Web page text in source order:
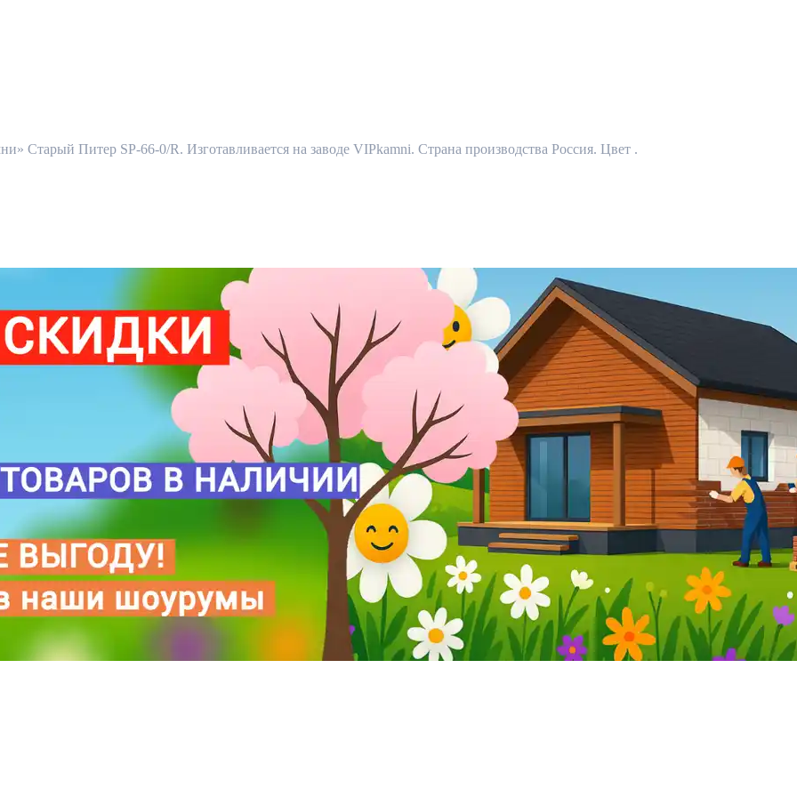
Старый Питер SP-66-0/R. Изготавливается на заводе VIPkamni. Страна производства Россия. Цвет .